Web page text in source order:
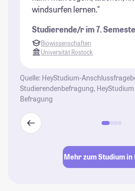
windsurfen lernen."
Studierende/r im 7.
Biowissenschaften
Universität Rostock
Quelle: HeyStudium-
Studierendenbefragung,
Befragung
Mehr zum Studium in